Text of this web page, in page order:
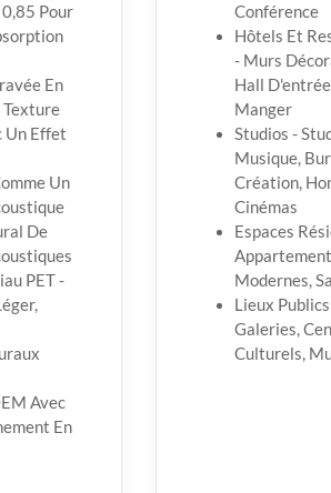
0,85 Pour
En
Texture
Un Effet
Un
De
PET -
Avec
En
Conférence
Hôtels Et
- Murs
Hall
Manger
Studios -
Musique,
Création,
Cinémas
Espaces
Modernes,
Lieux
Galeries,
Culturels,